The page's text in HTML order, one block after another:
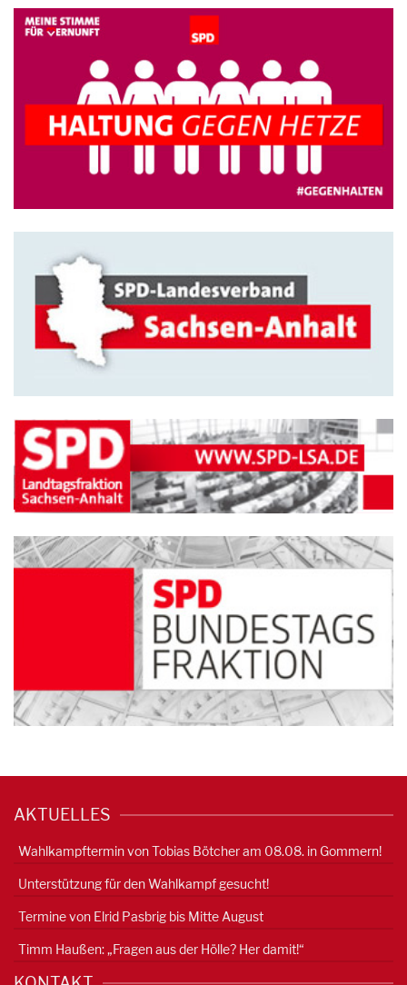
AKTUELLES
Wahlkampftermin von Tobias Bötcher am 08.08. in Gommern!
Unterstützung für den Wahlkampf gesucht!
Termine von Elrid Pasbrig bis Mitte August
Timm Haußen: „Fragen aus der Hölle? Her damit!“